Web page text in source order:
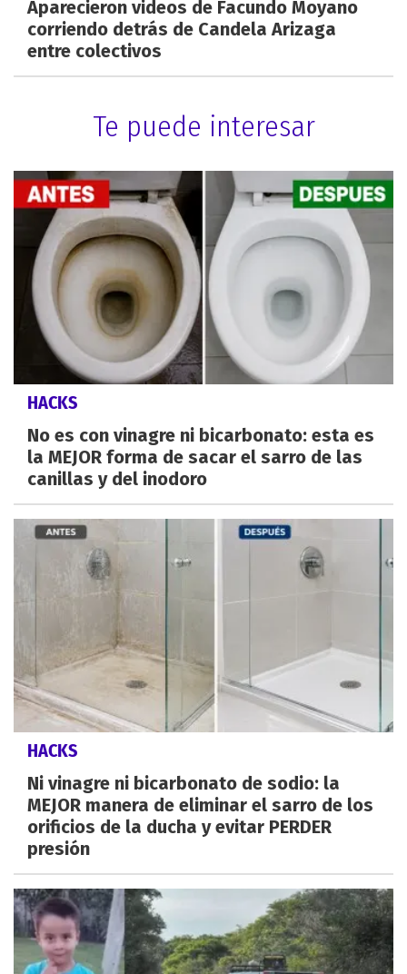
Aparecieron videos de Facundo Moyano
corriendo detrás de Candela Arizaga
entre colectivos
Te puede interesar
HACKS
No es con vinagre ni bicarbonato: esta es
la MEJOR forma de sacar el sarro de las
canillas y del inodoro
HACKS
Ni vinagre ni bicarbonato de sodio: la
MEJOR manera de eliminar el sarro de los
orificios de la ducha y evitar PERDER
presión